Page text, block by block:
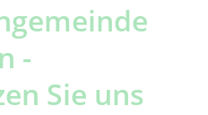
-
Sie uns